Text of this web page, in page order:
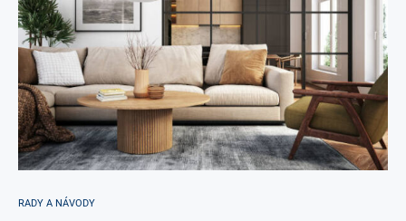
RADY A NÁVODY